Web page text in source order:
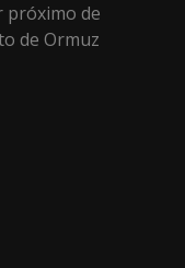
próximo de
de Ormuz